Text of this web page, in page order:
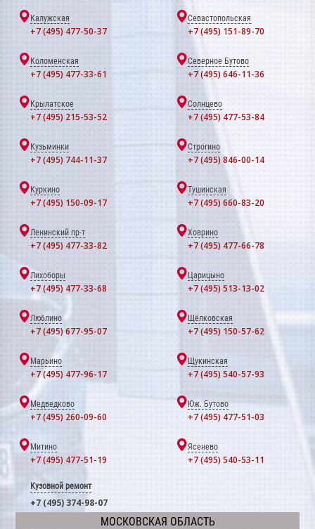
Калужская
+7 (495) 477-50-37
Севастопольская
+7 (495) 151-89-70
Коломенская
+7 (495) 477-33-61
Северное Бутово
+7 (495) 646-11-36
Крылатское
+7 (495) 215-53-52
Солнцево
+7 (495) 477-53-84
Кузьминки
+7 (495) 744-11-37
Строгино
+7 (495) 846-00-14
Куркино
+7 (495) 150-09-17
Тушинская
+7 (495) 660-83-20
Ленинский пр-т
+7 (495) 477-33-82
Ховрино
+7 (495) 477-66-78
Лихоборы
+7 (495) 477-33-68
Царицыно
+7 (495) 513-13-02
Люблино
+7 (495) 677-95-07
Щёлковская
+7 (495) 150-57-62
Марьино
+7 (495) 477-96-17
Щукинская
+7 (495) 540-57-93
Медведково
+7 (495) 260-09-60
Юж. Бутово
+7 (495) 477-51-03
Митино
+7 (495) 477-51-19
Ясенево
+7 (495) 540-53-11
Кузовной ремонт
+7 (495) 374-98-07
МОСКОВСКАЯ ОБЛАСТЬ